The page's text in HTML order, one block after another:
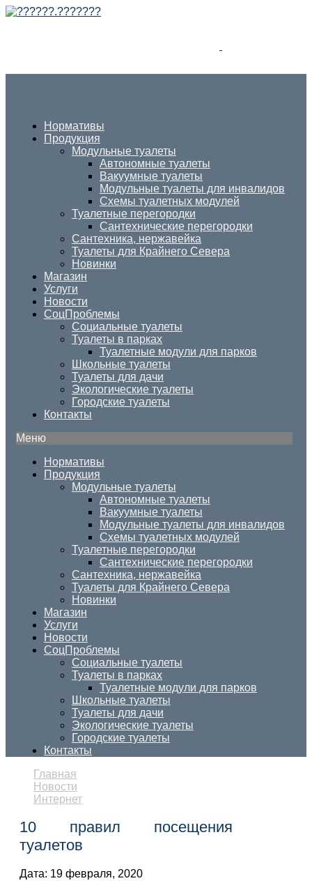
Нормативы
Продукция
Модульные туалеты
Автономные туалеты
Вакуумные туалеты
Модульные туалеты для инвалидов
Схемы туалетных модулей
Туалетные перегородки
Сантехнические перегородки
Сантехника, нержавейка
Туалеты для Крайнего Севера
Новинки
Магазин
Услуги
Новости
СоцПроблемы
Социальные туалеты
Туалеты в парках
Туалетные модули для парков
Школьные туалеты
Туалеты для дачи
Экологические туалеты
Городские туалеты
Контакты
Меню
Нормативы
Продукция
Модульные туалеты
Автономные туалеты
Вакуумные туалеты
Модульные туалеты для инвалидов
Схемы туалетных модулей
Туалетные перегородки
Сантехнические перегородки
Сантехника, нержавейка
Туалеты для Крайнего Севера
Новинки
Магазин
Услуги
Новости
СоцПроблемы
Социальные туалеты
Туалеты в парках
Туалетные модули для парков
Школьные туалеты
Туалеты для дачи
Экологические туалеты
Городские туалеты
Контакты
Главная
Новости
Интернет
10 правил посещения
туалетов
Дата: 19 февраля, 2020